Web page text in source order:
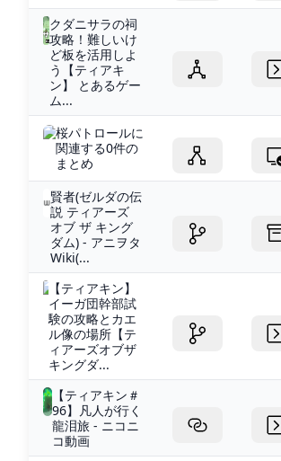
クダニサラの祠
攻略！難しいけ
ど板を活用しよ
う【ティアキ
ン】 とあるゲー
ム...
桜パトロールに
関連する0件の
まとめ
賢者(ゼルダの伝
説 ティアーズ
オブ ザ キング
ダム) - アニヲタ
Wiki(...
【ティアキン】
イーガ団幹部試
験の攻略とカエ
ル像の場所【テ
ィアーズオブザ
キングダ...
【ティアキン＃
96】凡人が行く
龍泪旅 - ニコニ
コ動画